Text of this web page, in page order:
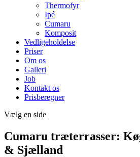
Thermofyr
Ipé
Cumaru
Komposit
Vedligeholdelse
Priser
Om os
Galleri
Job
Kontakt os
Prisberegner
Vælg en side
Cumaru træterrasser:
& Sjælland